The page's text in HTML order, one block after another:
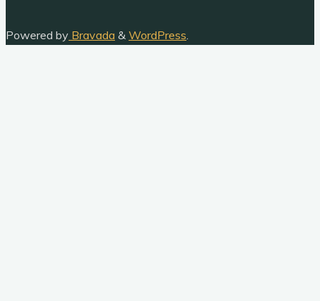
Powered by Bravada & WordPress.